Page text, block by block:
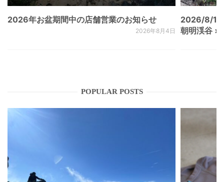
2026年お盆期間中の店舗営業のお知らせ
2026年8月4日
2026/8/
朝明渓谷 ×
POPULAR POSTS